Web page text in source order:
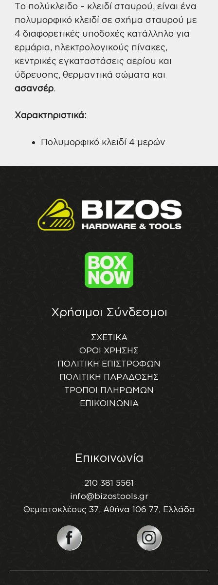
Το πολύκλειδο – κλειδί σταυρού, είναι ένα
πολυμορφικό κλειδί σε σχήμα σταυρού με
4 διαφορετικές υποδοχές κατάλληλο για
ερμάρια, ηλεκτρολογικούς πίνακες,
κεντρικές εγκαταστάσεις αερίου και
ύδρευσης, θερμαντικά σώματα και
ασανσέρ
Χαρακτηριστικά:
Πολυμορφικό κλειδί 4 μερών
Χρήσιμοι Σύνδεσμοι
ΣΧΕΤΙΚΑ
ΟΡΟΙ ΧΡΗΣΗΣ
ΠΟΛΙΤΙΚΗ ΕΠΙΣΤΡΟΦΩΝ
ΠΟΛΙΤΙΚΗ ΠΑΡΑΔΟΣΗΣ
ΤΡΟΠΟΙ ΠΛΗΡΩΜΩΝ
ΕΠΙΚΟΙΝΩΝΙΑ
Επικοινωνία
210 381 5561
info@bizostools.gr
Θεμιστοκλέους 37, Αθήνα 106 77, Ελλάδα